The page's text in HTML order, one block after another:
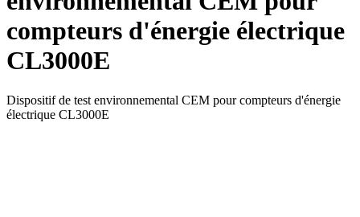
compteurs d'énergie électrique
CL3000E
Dispositif de test environnemental CEM pour compteurs d'énergie
électrique CL3000E